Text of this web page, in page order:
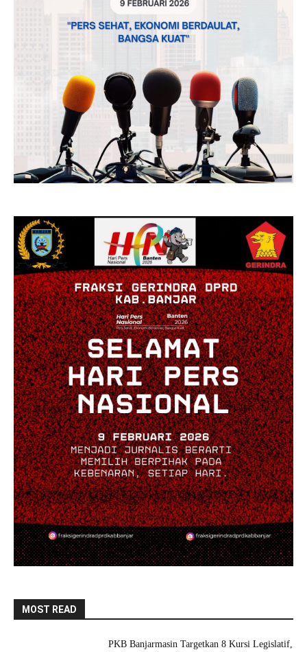
MOST READ
PKB Banjarmasin Targetkan 8 Kursi Legislatif,